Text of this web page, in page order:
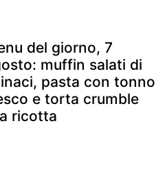
del giorno, 7
muffin salati di
pasta con tonno
e torta crumble
ricotta